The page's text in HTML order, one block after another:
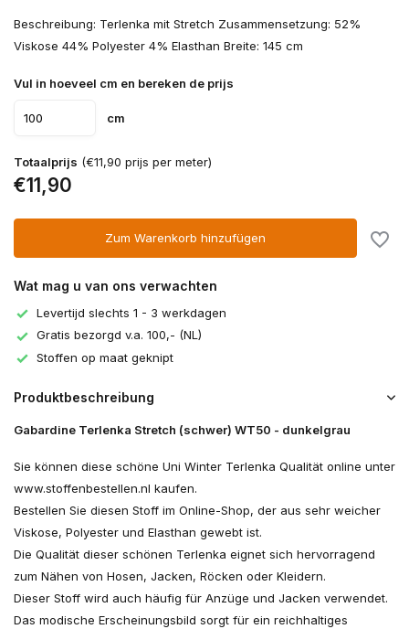
Beschreibung: Terlenka mit Stretch Zusammensetzung: 52%
Viskose 44% Polyester 4% Elasthan Breite: 145 cm
Vul in hoeveel cm en bereken de prijs
cm
Totaalprijs (€11,90 prijs per meter)
€11,90
Zum Warenkorb hinzufügen
Wat mag u van ons verwachten
Levertijd slechts 1 - 3 werkdagen
Gratis bezorgd v.a. 100,- (NL)
Stoffen op maat geknipt
Produktbeschreibung
Gabardine Terlenka Stretch (schwer) WT50 - dunkelgrau
Sie können diese schöne Uni Winter Terlenka Qualität online unter
www.stoffenbestellen.nl kaufen.
Bestellen Sie diesen Stoff im Online-Shop, der aus sehr weicher
Viskose, Polyester und Elasthan gewebt ist.
Die Qualität dieser schönen Terlenka eignet sich hervorragend
zum Nähen von Hosen, Jacken, Röcken oder Kleidern.
Dieser Stoff wird auch häufig für Anzüge und Jacken verwendet.
Das modische Erscheinungsbild sorgt für ein reichhaltiges